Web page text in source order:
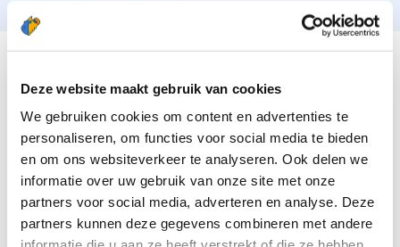
Deze website maakt gebruik van cookies
We gebruiken cookies om content en advertenties te
personaliseren, om functies voor social media te bieden
en om ons websiteverkeer te analyseren. Ook delen we
informatie over uw gebruik van onze site met onze
partners voor social media, adverteren en analyse. Deze
partners kunnen deze gegevens combineren met andere
DEZE KWALITEITEN HEEFT ONZE TOP
KRANTENBEZORGER
Je bent verantwoordelijk en zelfstandig
Je houdt van lekker bewegen in de frisse lucht
Je houdt vooral van fijn werk dat lekker bijverdient!
Je wordt blij van het bezorgen van het laatste nieuws